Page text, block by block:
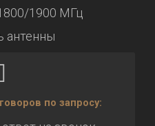
1900 МГц
антенны
по запросу: